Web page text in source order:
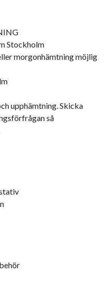
Stockholm
morgonhämtning möjlig
upphämtning. Skicka
så